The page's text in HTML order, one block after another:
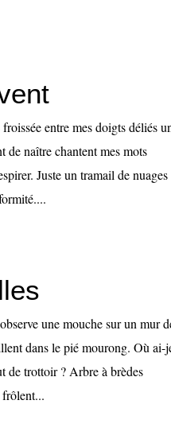
entre mes doigts déliés
de naître chantent mes mots
Juste un tramail de nuages
une mouche sur un mur
dans le pié mourong. Où ai-
de trottoir ? Arbre à brèdes
frôlent...